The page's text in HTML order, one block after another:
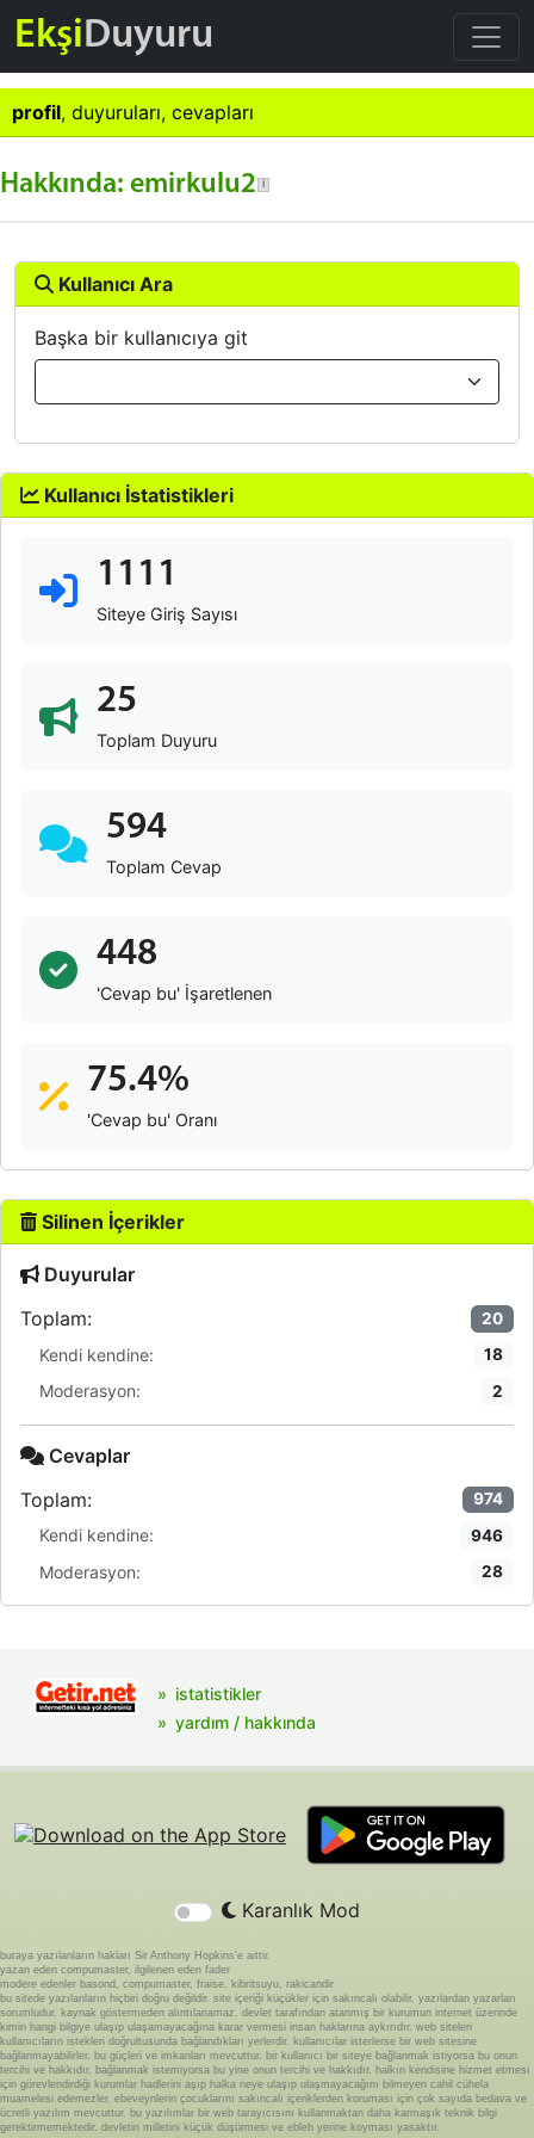
EkşiDuyuru
profil, duyuruları, cevapları
Hakkında: emirkulu2
Kullanıcı Ara
Başka bir kullanıcıya git
Kullanıcı İstatistikleri
1111
Siteye Giriş Sayısı
25
Toplam Duyuru
594
Toplam Cevap
448
'Cevap bu' İşaretlenen
75.4%
'Cevap bu' Oranı
Silinen İçerikler
Duyurular
Toplam:
20
Kendi kendine: 18
Moderasyon: 2
Cevaplar
Toplam:
974
Kendi kendine: 946
Moderasyon: 28
istatistikler
yardım / hakkında
Karanlık Mod
buraya yazılanların hakları Sir Anthony Hopkins'e aittir.
yazan eden compumaster, ilgilenen eden fader
modere edenler basond, compumaster, fraise, kibritsuyu, rakicandir
bu sitede yazılanların hiçbiri doğru değildir. site içeriği küçükler için sakıncalı olabilir. yazılardan yazarları
sorumludur. kaynak göstermeden alıntılanamaz. devlet tarafından atanmış bir kurumun internet üzerinde
kimin hangi bilgiye ulaşıp ulaşamayacağına karar vermesi insan haklarına aykırıdır. web siteleri
kullanıcıların istekleri doğrultusunda bağlandıkları yerlerdir. kullanıcılar isterlerse bir web sitesine
bağlanmayabilirler. bu güçleri ve imkanları mevcuttur. bir kullanıcı bir siteye bağlanmak istiyorsa bu onun
tercihi ve hakkıdır. bağlanmak istemiyorsa bu yine onun tercihi ve hakkıdır. halkın kendisine hizmet etmesi
için görevlendirdiği kurumlar hadlerini aşıp halka neye ulaşıp ulaşmayacağını bilmeyen cahil cühela
muamelesi edemezler. ebeveynlerin çocuklarını sakıncalı içeriklerden koruması için çok sayıda bedava ve
ücretli yazılım mevcuttur. bu yazılımlar bir web tarayıcısını kullanmaktan daha karmaşık teknik bilgi
gerektirmemektedir. devletin milletini küçük düşürmesi ve ebleh yerine koyması yasaktır.